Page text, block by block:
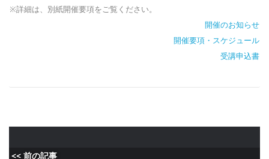
※詳細は、別紙開催要項をご覧ください。
開催のお知らせ
開催要項・スケジュール
受講申込書
<< 前の記事